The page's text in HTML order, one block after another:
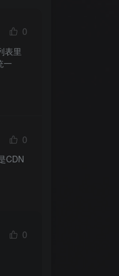
0
表里
一
0
CDN
0